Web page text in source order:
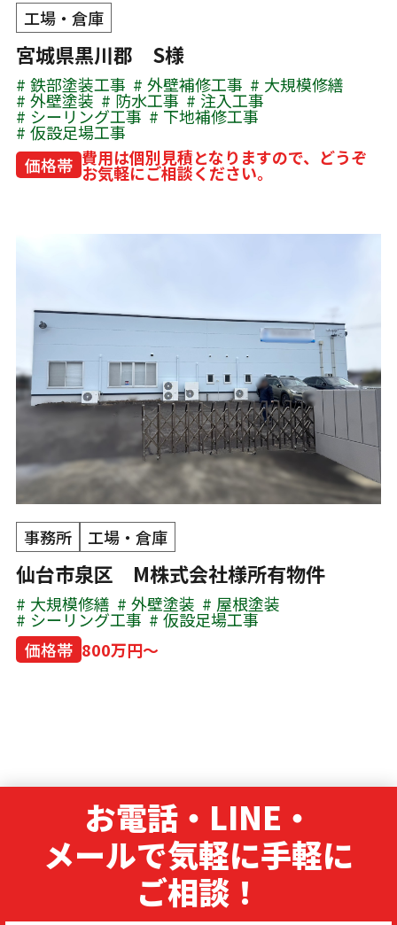
工場・倉庫
宮城県黒川郡 S様
鉄部塗装工事 外壁補修工事 大規模修繕
外壁塗装 防水工事 注入工事
シーリング工事 下地補修工事
仮設足場工事
価格帯 費用は個別見積となりますので、どうぞ
お気軽にご相談ください。
事務所 工場・倉庫
仙台市泉区 M株式会社様所有物件
大規模修繕 外壁塗装 屋根塗装
シーリング工事
仮設足場工事
価格帯 800万円～
お電話・LINE・
メールで気軽に手軽に
ご相談！